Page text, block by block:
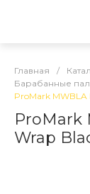
Главная /
Барабанные
ProMark MWBLA
ProMark
Wrap